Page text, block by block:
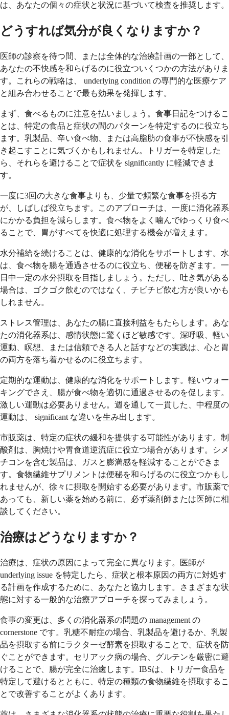
は、あなたの個々の症状と状況に基づいて検査を推奨します。
どうすれば気分が良くなりますか？
医師の診察を待つ間、または全体的な治療計画の一部として、
あなたの不快感を和らげるのに役立ついくつかの方法がありま
す。これらの戦略は、 underlying condition の専門的な医療ケア
と組み合わせることで最も効果を発揮します。
まず、食べるものに注意を払いましょう。食事日記をつけるこ
とは、特定の食品と症状の間のパターンを特定するのに役立ち
ます。乳製品、辛い食べ物、または高脂肪の食事が不快感を引
き起こすことに気づくかもしれません。トリガーを特定した
ら、それらを避けることで症状を significantly に軽減できま
す。
一度に3回の大きな食事よりも、少量で頻繁な食事を摂る方
が、しばしば役立ちます。このアプローチは、一度に消化器系
にかかる負担を減らします。食べ物をよく噛んでゆっくり食べ
ることで、胃がすべてを快適に処理する機会が増えます。
水分補給を続けることは、健康的な消化をサポートします。水
は、食べ物を腸を通過させるのに役立ち、便秘を防ぎます。一
日中一定の水分摂取を目指しましょう。ただし、吐き気がある
場合は、ゴクゴク飲むのではなく、チビチビ飲む方が良いかも
しれません。
ストレス管理は、あなたの腸に直接利益をもたらします。あな
たの消化器系は、感情状態に驚くほど敏感です。深呼吸、軽い
運動、瞑想、または信頼できる人と話すなどの実践は、心と胃
の両方を落ち着かせるのに役立ちます。
定期的な運動は、健康的な消化をサポートします。軽いウォー
キングでさえ、腸が食べ物を適切に通過させるのを促します。
激しい運動は必要ありません。週を通して一貫した、中程度の
運動は、 significant な違いを生み出します。
市販薬は、特定の症状の緩和を提供する可能性があります。制
酸剤は、胸焼けや胃食道逆流症に役立つ場合があります。シメ
チコンを含む製品は、ガスと膨満感を軽減することができま
す。食物繊維サプリメントは便秘を和らげるのに役立つかもし
れませんが、徐々に摂取を開始する必要があります。市販薬で
あっても、新しい薬を始める前に、必ず薬剤師または医師に相
談してください。
治療はどうなりますか？
治療は、症状の原因によって完全に異なります。医師が
underlying issue を特定したら、症状と根本原因の両方に対処す
る計画を作成するために、あなたと協力します。さまざまな状
態に対する一般的な治療アプローチを探ってみましょう。
食事の変更は、多くの消化器系の問題の management の
cornerstone です。乳糖不耐症の場合、乳製品を避けるか、乳製
品を摂取する前にラクターゼ酵素を摂取することで、症状を防
ぐことができます。セリアック病の場合、グルテンを厳密に避
けることで、腸が完全に治癒します。IBSは、トリガー食品を
特定して避けるとともに、特定の種類の食物繊維を摂取するこ
とで改善することがよくあります。